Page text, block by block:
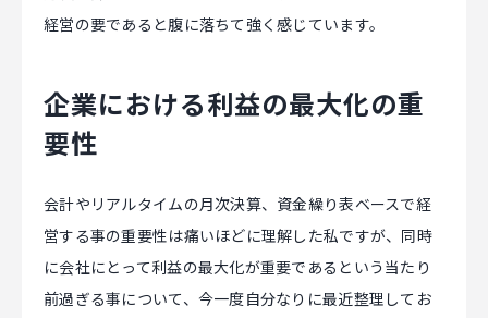
経営の要であると腹に落ちて強く感じています。
企業における利益の最大化の重
要性
会計やリアルタイムの月次決算、資金繰り表ベースで経
営する事の重要性は痛いほどに理解した私ですが、同時
に会社にとって利益の最大化が重要であるという当たり
前過ぎる事について、今一度自分なりに最近整理してお